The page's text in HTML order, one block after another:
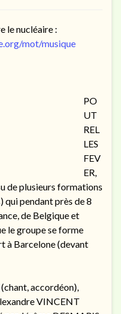
le nucléaire :
mot/musique
PO
UT
REL
LES
FEV
ER,
de plusieurs formations
qui pendant près de 8
de Belgique et
le groupe se forme
à Barcelone (devant
(chant, accordéon),
VINCENT